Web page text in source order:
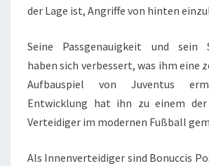
der Lage ist, Angriffe von hinten
Seine Passgenauigkeit und sein
haben sich verbessert, was ihm eine
Aufbauspiel von Juventus
Entwicklung hat ihn zu einem
Verteidiger im modernen Fußball
Als Innenverteidiger sind Bonuccis